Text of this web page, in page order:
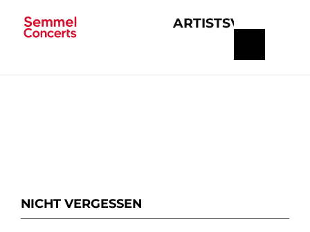
ARTISTS
NICHT VERGESSEN